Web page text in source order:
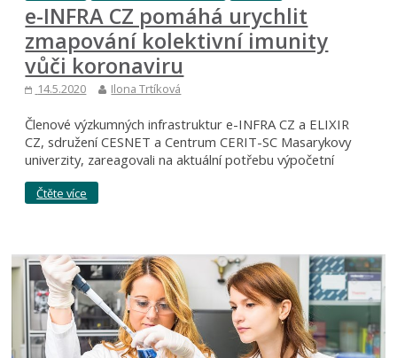
e-INFRA CZ pomáhá urychlit
zmapování kolektivní imunity
vůči koronaviru
14.5.2020 Ilona Trtíková
Členové výzkumných infrastruktur e-INFRA CZ a ELIXIR
CZ, sdružení CESNET a Centrum CERIT-SC Masarykovy
univerzity, zareagovali na aktuální potřebu výpočetní
Čtěte více